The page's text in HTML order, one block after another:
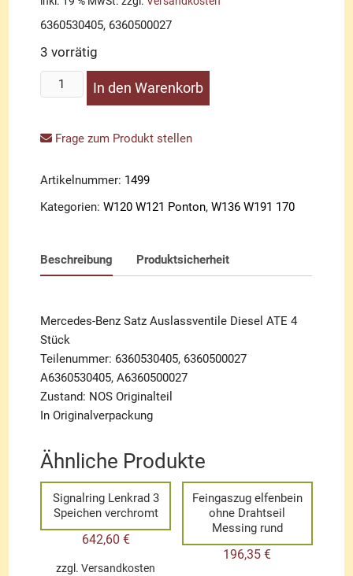
6360530405, 6360500027
3 vorrätig
Satz
Auslassventile
ATE
Stück
In den Warenkorb
Frage zum Produkt stellen
Artikelnummer: 1499
Kategorien:W120 W121 Ponton,W136 W191 170
Beschreibung Produktsicherheit
Mercedes-Benz Satz Auslassventile Diesel ATE 4
Stück
Teilenummer: 6360530405, 6360500027
A6360530405, A6360500027
Zustand: NOS Originalteil
In Originalverpackung
Ähnliche Produkte
Signalring Lenkrad 3
Speichen verchromt
642,60 €
zzgl.Versandkosten
Feingaszug elfenbein
ohne Drahtseil
Messing rund
196,35€